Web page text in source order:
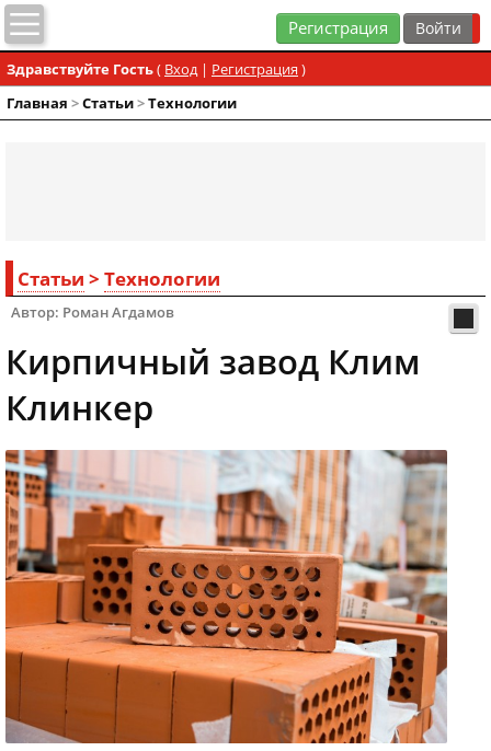
Регистрация
Здравствуйте Гость( Вход| Регистрация )
Главная >Статьи>Технологии
Статьи > Технологии
Автор: Роман Агдамов
Кирпичный завод Клим
Клинкер